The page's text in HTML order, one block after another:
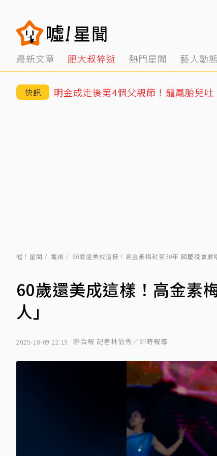
最新文章 肥大叔猝逝 熱門星聞 藝人動態
快訊
噓！星聞 電視 60歲還美成這樣！高金素梅封麥30年 國慶晚會獻
60歲還美成這樣！高金素
人」
2025-10-09 22:19 聯合報 記者林怡秀／即時報導